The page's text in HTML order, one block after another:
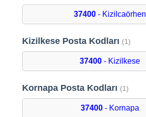
37400 - Kizilcaörhen
Kizilkese Posta Kodları (1)
37400 - Kizilkese
Kornapa Posta Kodları (1)
37400 - Kornapa